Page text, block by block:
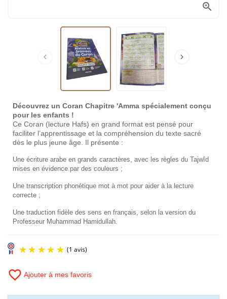

 
Découvrez un Coran Chapitre 'Amma spécialement conçu
pour les enfants !
Ce Coran (lecture Hafs) en grand format est pensé pour
faciliter l’apprentissage et la compréhension du texte sacré
dès le plus jeune âge. Il présente :
Une écriture arabe en grands caractères, avec les règles du Tajwîd
mises en évidence par des couleurs ;
Une transcription phonétique mot à mot pour aider à la lecture
correcte ;
Une traduction fidèle des sens en français, selon la version du
Professeur Muhammad Hamidullah.
favorite_border Ajouter à mes favoris